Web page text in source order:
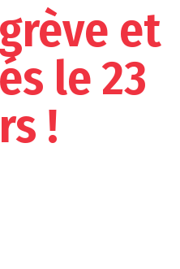
et
le 23
!